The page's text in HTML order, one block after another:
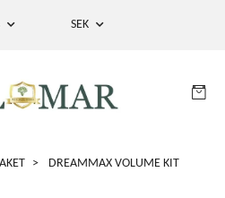
SEK
DREAMMAX VOLUME KIT